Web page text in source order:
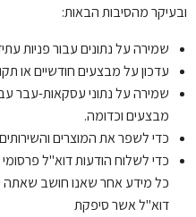
ובעיקר מהסיבות הבאות:
שמירה על נתונים עבור פניות
עדכון על מבצעים חודשיים או
שמירה על נתוני עסקאות-עבר
מבצעים וכדומה.
כדי לשפר את המוצרים
כדי לשלוח הודעות דוא"ל
כל מידע אחר שאנו חושב שאתה
דוא"ל אשר סיפקת